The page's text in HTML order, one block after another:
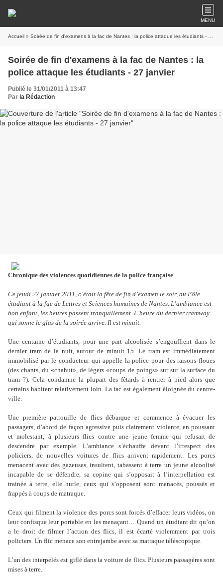
MENU
Accueil » Soirée de fin d'examens à la fac de Nantes : la police attaque les étudiants - 27 janvier
Soirée de fin d'examens à la fac de Nantes : la
police attaque les étudiants - 27 janvier
Publié le 31/01/2011 à 13:47
Par la Rédaction
Chronique des violences quotidiennes de la police française
Ce jeudi 27 janvier 2011, c’était la fête de fin d’examen le soir, au Pôle
étudiant à la fac de Lettres et Sciences humaines de Nantes. L’ambiance est
bon enfant, les heures passent tranquillement. L’heure du dernier tramway
qui sonne le glas de la soirée arrive. Il est minuit.
Une centaine d’étudiants, pour une part alcoolisée s’engouffrent dans le
dernier tram de la nuit, autour de minuit 15. Le tram est immédiatement
immobilisé par le conducteur qui appelle la police pour des raisons floues
(des chants, du «chahut», de légers «coups de poings» sur sur la surface du
tram ?). Cela condamne la plupart des fêtards à rentrer à pied alors que
certains habitent relativement loin. La fac est également éloignée du centre-
ville.
Une première patrouille de flics débarque et commence à évacuer les
passagers, d’abord de façon agressive puis clairement violente, en poussant
et molestant, à plusieurs flics contre une jeune femme qui refusait de
descendre par exemple. L’ambiance s’échauffe devant l’irrespect des
policiers, de nouvelles voitures de flics arrivent rapidement. Les porcs
menacent avec des gazeuses, insultent, tabassent à terre un jeune alcoolisé
incapable de se défendre, sa copine qui s’opposait à l’interpellation est
trainée à terre, elle hurle, ceux qui s’opposent sont menacés, poussés et
frappés à coups de matraque.
Ceux qui filment la violence des porcs sont forcés d’effacer leurs vidéos, on
leur confisque leur portable en les menaçant… Quand un étudiant dit qu’on
a le droit de filmer l’action des flics, il est écarté violemment par trois
policiers. Un flic menace son entrejambe avec sa matraque téléscopique.
L’un des interpelés est giflé dans la voiture de flics. Plusieurs passagères sont
mises à terre.